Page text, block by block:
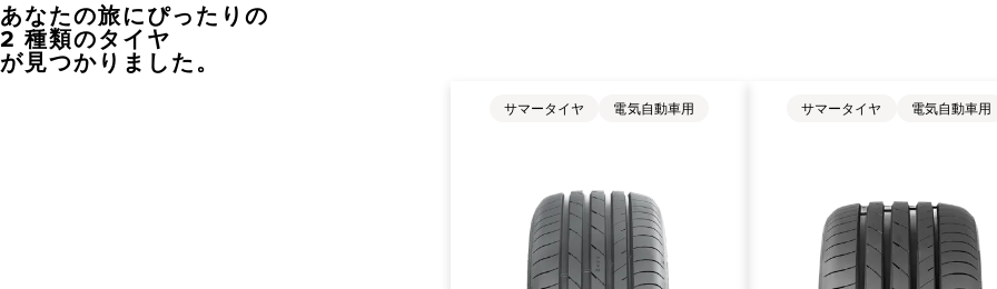
あなたの旅にぴったりの
2 種類のタイヤ
が見つかりました。
サマータイヤ 電気自動車用 サマータイヤ 電気自動車用